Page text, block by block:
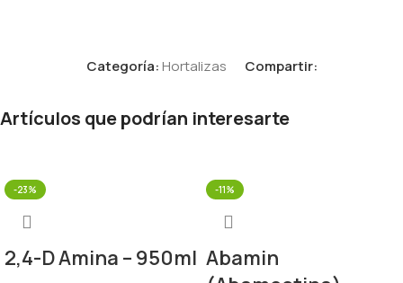
Categoría:Hortalizas Compartir:
Artículos que podrían interesarte
-23%
2,4-D Amina – 950ml
-11%
Abamin